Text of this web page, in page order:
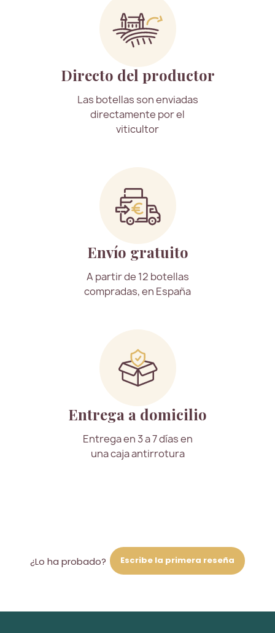
Directo del productor
Las botellas son enviadas
directamente por el
viticultor
Envío gratuito
A partir de 12 botellas
compradas, en España
Entrega a domicilio
Entrega en 3 a 7 días en
una caja antirrotura
¿Lo ha probado? Escribe la primera reseña